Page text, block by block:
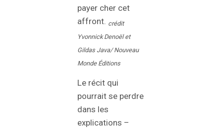
payer cher cet
affront. crédit
Yvonnick Denoël et
Gildas Java/ Nouveau
Monde Éditions
Le récit qui
pourrait se perdre
dans les
explications –